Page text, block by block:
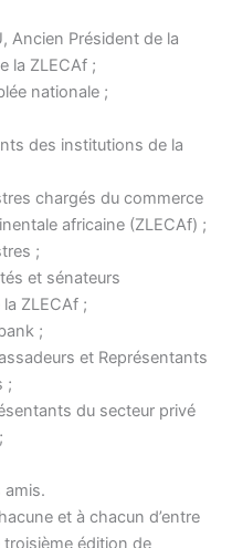
Ancien Président de la
la ZLECAf ;
nationale ;
des institutions de la
chargés du commerce
africaine (ZLECAf) ;
;
et sénateurs
ZLECAf ;
;
et Représentants
;
du secteur privé
amis.
et à chacun d’entre
édition de